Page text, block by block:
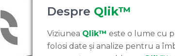
Despre Qlik™
Viziunea Qlik™ este o lume cu
folosi date și analize pentru a